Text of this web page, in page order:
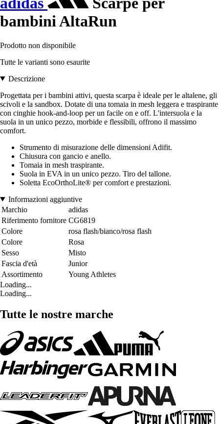
bambini AltaRun
Prodotto non disponibile
Tutte le varianti sono esaurite
Descrizione
Progettata per i bambini attivi, questa scarpa è ideale per le altalene, gli
scivoli e la sandbox. Dotate di una tomaia in mesh leggera e traspirante
con cinghie hook-and-loop per un facile on e off. L'intersuola e la
suola in un unico pezzo, morbide e flessibili, offrono il massimo
comfort.
Strumento di misurazione delle dimensioni Adifit.
Chiusura con gancio e anello.
Tomaia in mesh traspirante.
Suola in EVA in un unico pezzo. Tiro del tallone.
Soletta EcoOrthoLite® per comfort e prestazioni.
Informazioni aggiuntive
Marchio
adidas
Riferimento fornitore CG6819
Colore
rosa flash/bianco/rosa flash
Colore
Rosa
Sesso
Misto
Fascia d'età
Junior
Assortimento
Young Athletes
Loading...
Loading...
Tutte le nostre marche